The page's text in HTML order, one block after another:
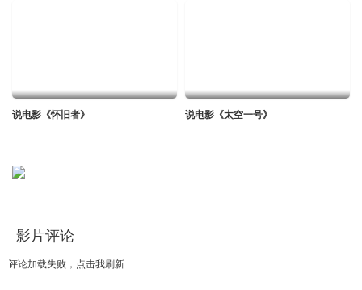
说电影《怀旧者》 说电影《太空一号》
影片评论
评论加载失败，点击我刷新...